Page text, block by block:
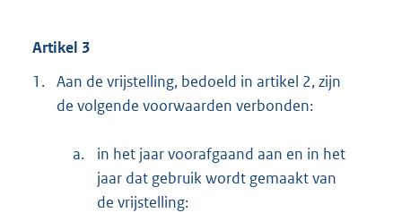
Artikel 3
1. Aan de vrijstelling, bedoeld in artikel 2, zijn
de volgende voorwaarden verbonden:
a.
in het jaar voorafgaand aan en in het
jaar dat gebruik wordt gemaakt van
de vrijstelling: